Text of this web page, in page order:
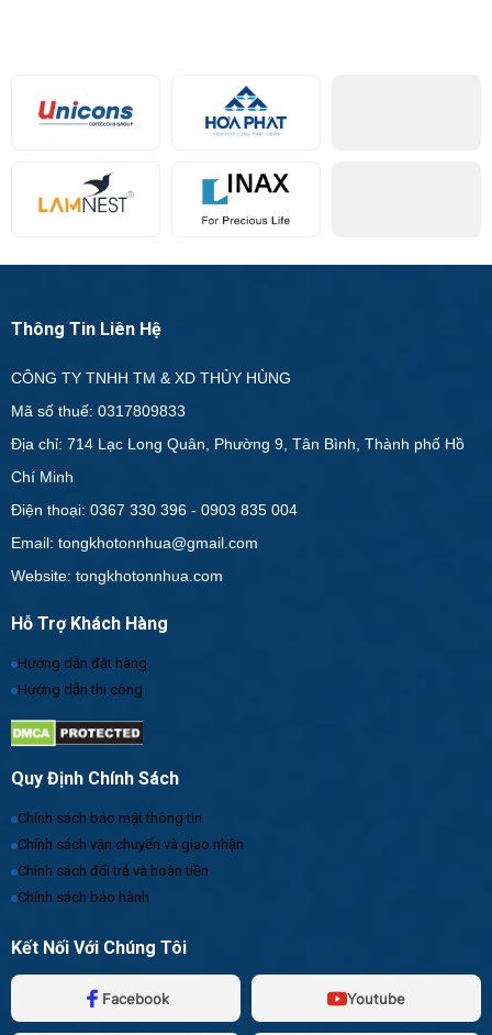
Thông Tin Liên Hệ
CÔNG TY TNHH TM & XD THỦY HÙNG
Mã số thuế: 0317809833
Địa chỉ: 714 Lạc Long Quân, Phường 9, Tân Bình, Thành phố Hồ
Chí Minh
Điện thoại: 0367 330 396 - 0903 835 004
Email: tongkhotonnhua@gmail.com
Website: tongkhotonnhua.com
Hỗ Trợ Khách Hàng
Hướng dẫn đặt hàng
Hướng dẫn thi công
Quy Định Chính Sách
Chính sách bảo mật thông tin
Chính sách vận chuyển và giao nhận
Chính sách đổi trả và hoàn tiền
Chính sách bảo hành
Kết Nối Với Chúng Tôi
Facebook Youtube